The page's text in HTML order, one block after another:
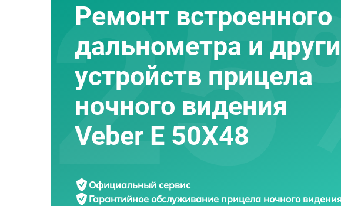
Ремонт встроенного
дальнометра и
устройств прицела
ночного видения
Veber E 50X48
Официальный сервис
Гарантийное обслуживание прицела ночного